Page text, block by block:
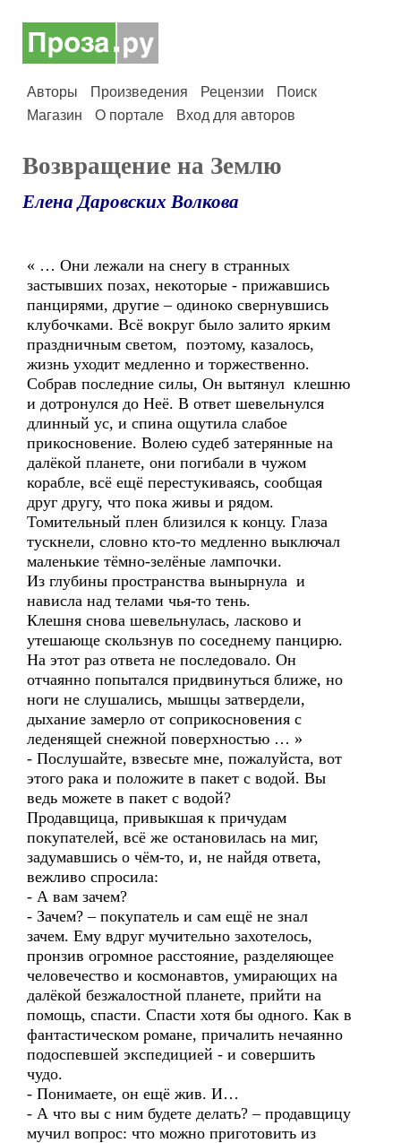
Авторы Произведения Рецензии
Поиск
Магазин
О портале Вход для авторов
Возвращение на Землю
Елена Даровских Волкова
« … Они лежали на снегу в странных
застывших позах, некоторые - прижавшись
панцирями, другие – одиноко свернувшись
клубочками. Всё вокруг было залито ярким
праздничным светом, поэтому, казалось,
жизнь уходит медленно и торжественно.
Собрав последние силы, Он вытянул клешню
и дотронулся до Неё. В ответ шевельнулся
длинный ус, и спина ощутила слабое
прикосновение. Волею судеб затерянные на
далёкой планете, они погибали в чужом
корабле, всё ещё перестукиваясь, сообщая
друг другу, что пока живы и рядом.
Томительный плен близился к концу. Глаза
тускнели, словно кто-то медленно выключал
маленькие тёмно-зелёные лампочки.
Из глубины пространства вынырнула и
нависла над телами чья-то тень.
Клешня снова шевельнулась, ласково и
утешающе скользнув по соседнему панцирю.
На этот раз ответа не последовало. Он
отчаянно попытался придвинуться ближе, но
ноги не слушались, мышцы затвердели,
дыхание замерло от соприкосновения с
леденящей снежной поверхностью … »
- Послушайте, взвесьте мне, пожалуйста, вот
этого рака и положите в пакет с водой. Вы
ведь можете в пакет с водой?
Продавщица, привыкшая к причудам
покупателей, всё же остановилась на миг,
задумавшись о чём-то, и, не найдя ответа,
вежливо спросила:
- А вам зачем?
- Зачем? – покупатель и сам ещё не знал
зачем. Ему вдруг мучительно захотелось,
пронзив огромное расстояние, разделяющее
человечество и космонавтов, умирающих на
далёкой безжалостной планете, прийти на
помощь, спасти. Спасти хотя бы одного. Как в
фантастическом романе, причалить нечаянно
подоспевшей экспедицией - и совершить
чудо.
- Понимаете, он ещё жив. И…
- А что вы с ним будете делать? – продавщицу
мучил вопрос: что можно приготовить из